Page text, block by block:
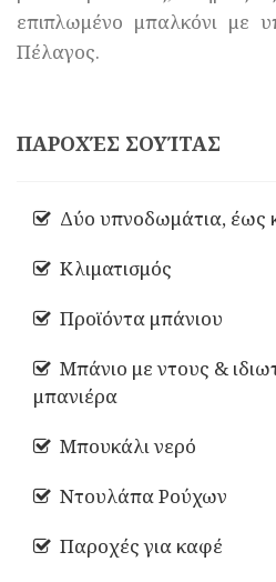
επιπλωμένο μπαλκόνι με
Πέλαγος.
ΠΑΡΟΧΈΣ ΣΟΥΊΤΑΣ
Δύο υπνοδωμάτια, έως
Κλιματισμός
Προϊόντα μπάνιου
Μπάνιο με ντους &
μπανιέρα
Μπουκάλι νερό
Ντουλάπα Ρούχων
Παροχές για καφέ